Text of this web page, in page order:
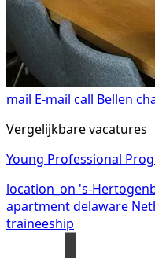
mail E-mail call Bellen
Vergelijkbare vacatures
Young Professional
location_on 's-
apartmentdelaware
traineeship